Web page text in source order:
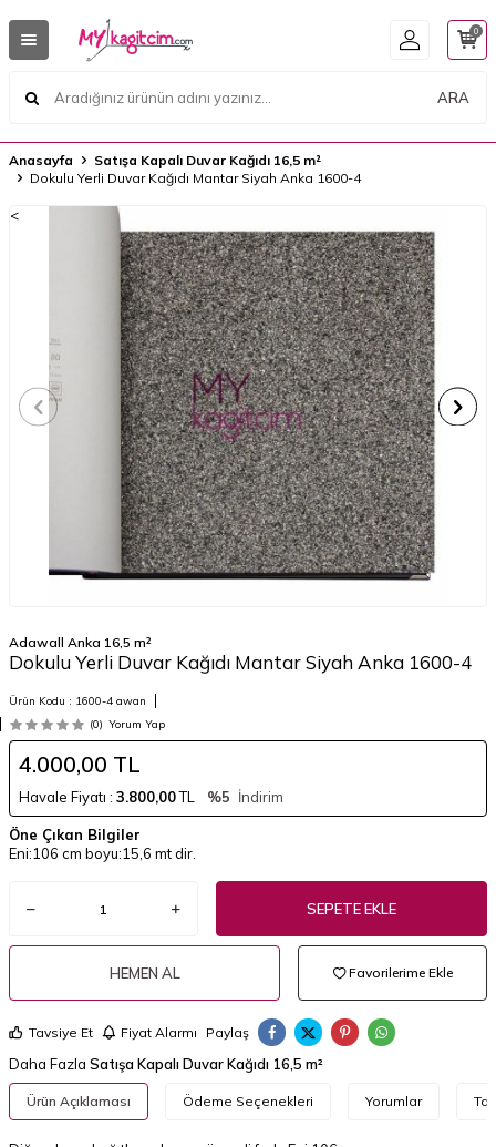
ARA
0
Anasayfa
Satışa Kapalı Duvar Kağıdı 16,5 m²
Dokulu Yerli Duvar Kağıdı Mantar Siyah Anka 1600-4
<
Adawall Anka 16,5 m²
Dokulu Yerli Duvar Kağıdı Mantar Siyah Anka 1600-4
Ürün Kodu : 1600-4 awan
(0) Yorum Yap
4.000,00 TL
Havale Fiyatı : 3.800,00TL %5 İndirim
Öne Çıkan Bilgiler
Eni:106 cm boyu:15,6 mt dir.
SEPETE EKLE
HEMEN AL Favorilerime Ekle
Tavsiye Et Fiyat Alarmı Paylaş
Daha Fazla Satışa Kapalı Duvar Kağıdı 16,5 m²
Ürün Açıklaması Ödeme Seçenekleri Yorumlar